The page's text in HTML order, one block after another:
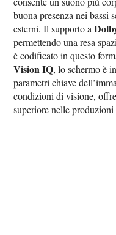
buona presenza nei bassi
esterni. Il supporto a
permettendo una resa
è codificato in questo
Vision IQ, lo schermo è
parametri chiave
condizioni di visione,
superiore nelle